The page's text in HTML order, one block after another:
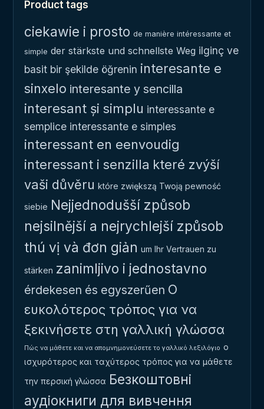
Product tags
ciekawie i prosto de manière intéressante et
simple der stärkste und schnellste Weg ilginç ve
basit bir şekilde öğrenin interesante e
sinxelo interesante y sencilla
interesant și simplu interessante e
semplice interessante e simples
interessant en eenvoudig
interessant i senzilla které zvýší
vaši důvěru które zwiększą Twoją pewność
siebie Nejjednodušší způsob
nejsilnější a nejrychlejší způsob
thú vị và đơn giản um Ihr Vertrauen zu
stärken zanimljivo i jednostavno
érdekesen és egyszerűen Ο
ευκολότερος τρόπος για να
ξεκινήσετε στη γαλλική γλώσσα
Πώς να μάθετε και να απομνημονεύσετε το γαλλικό λεξιλόγιο ο
ισχυρότερος και ταχύτερος τρόπος για να μάθετε
την περσική γλώσσα Безкоштовні
аудіокниги для вивчення